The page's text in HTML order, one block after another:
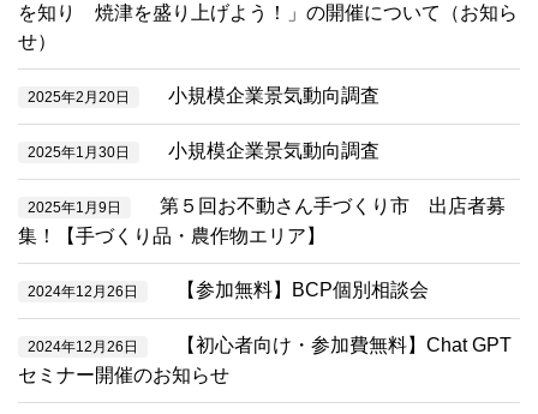
を知り 焼津を盛り上げよう！」の開催について（お知ら
せ）
2025年2月20日 小規模企業景気動向調査
2025年1月30日 小規模企業景気動向調査
2025年1月9日
第５回お不動さん手づくり市 出店者募
集！【手づくり品・農作物エリア】
2024年12月26日 【参加無料】BCP個別相談会
2024年12月26日
【初心者向け・参加費無料】Chat GPT
セミナー開催のお知らせ